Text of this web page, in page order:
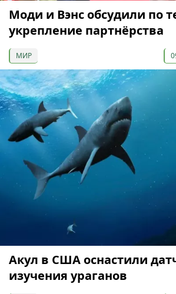
Моди и Вэнс обсудили по
укрепление партнёрства
МИР
Акул в США оснастили
изучения ураганов